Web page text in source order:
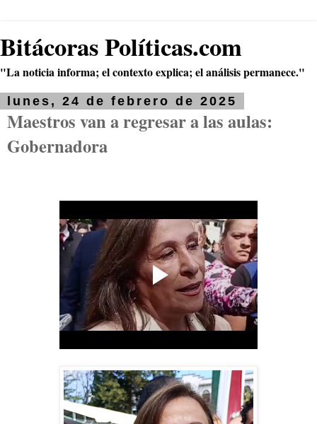
Bitácoras Políticas.com
"La noticia informa; el contexto explica; el análisis permanece."
lunes, 24 de febrero de 2025
Maestros van a regresar a las aulas:
Gobernadora